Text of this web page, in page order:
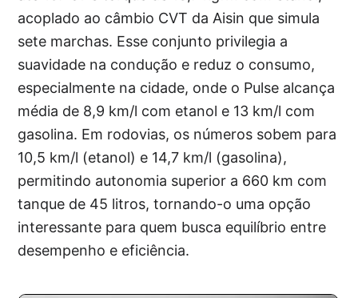
acoplado ao câmbio CVT da Aisin que simula
sete marchas. Esse conjunto privilegia a
suavidade na condução e reduz o consumo,
especialmente na cidade, onde o Pulse alcança
média de 8,9 km/l com etanol e 13 km/l com
gasolina. Em rodovias, os números sobem para
10,5 km/l (etanol) e 14,7 km/l (gasolina),
permitindo autonomia superior a 660 km com
tanque de 45 litros, tornando-o uma opção
interessante para quem busca equilíbrio entre
desempenho e eficiência.